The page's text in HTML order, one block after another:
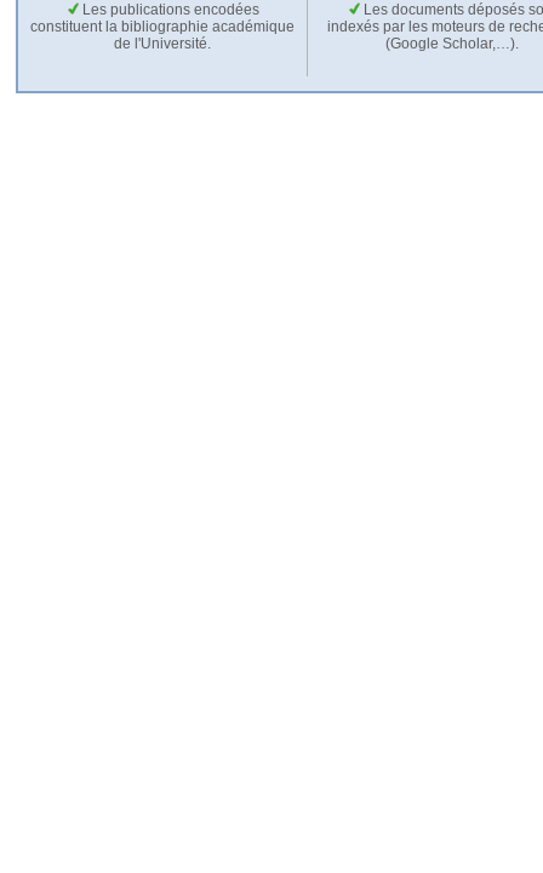
Les publications encodées
constituent la bibliographie académique
de l'Université.
Les documents déposés
indexés par les moteurs de
(Google Scholar,…).